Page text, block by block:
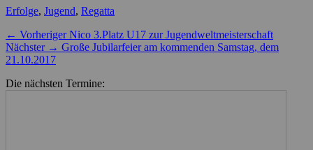
Kategorien
Erfolge, Jugend, Regatta
Beitragsnavigation
← Vorheriger Vorheriger
Beitrag:
Nico 3.Platz U17 zur Jugendweltmeisterschaft
Nächster → Nächster
Große Jubilarfeier am kommenden Samstag, dem
21.10.2017
Die nächsten Termine: